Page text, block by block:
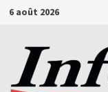
Passer
contenu
6 août 2026